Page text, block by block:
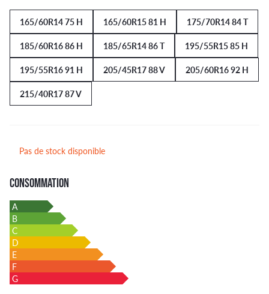
165/60R14 75 H 165/60R15 81 H
175/70R14 84 T
185/60R16 86 H
185/65R14 86 T
195/55R15 85 H
195/55R16 91 H
205/45R17 88 V
205/60R16 92 H
215/40R17 87 V
Pas de stock disponible
CONSOMMATION
A
B
C
D
E
F
G